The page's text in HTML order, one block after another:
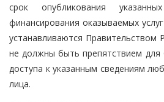
срок опубликования
финансирования оказываемых
устанавливаются Правительством
не должны быть препятствием для
доступа к указанным сведениям
лица.